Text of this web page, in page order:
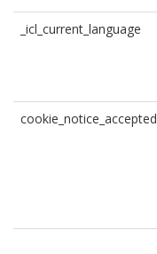
_icl_current_language
cookie_notice_accepted